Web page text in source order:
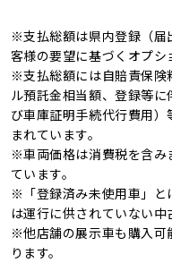
オート
記
キャンピ
※支払総額は県内登録（届
客様の要望に基づくオプシ
※支払総額には自賠責保険
ル預託金相当額、登録等
び車庫証明手続代行費用
まれています。
※車両価格は消費税を含み
ています。
※「登録済み未使用車」と
は運行に供されていない中
※他店舗の展示車も購入可
ります。